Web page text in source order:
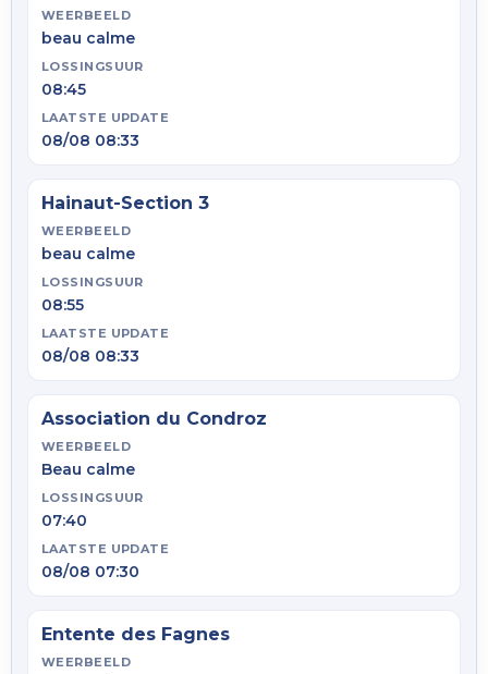
WEERBEELD
beau calme
LOSSINGSUUR
08:45
LAATSTE UPDATE
08/08 08:33
Hainaut-Section 3
WEERBEELD
beau calme
LOSSINGSUUR
08:55
LAATSTE UPDATE
08/08 08:33
Association du Condroz
WEERBEELD
Beau calme
LOSSINGSUUR
07:40
LAATSTE UPDATE
08/08 07:30
Entente des Fagnes
WEERBEELD